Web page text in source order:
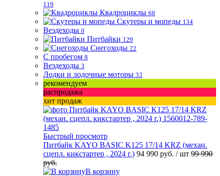
119
Квадроциклы 68
Скутеры и мопеды 134
Вездеходы 0
Питбайки 129
Снегоходы 22
С пробегом 8
Вездеходы 3
Лодки и лодочные моторы 33
рекомендуем
распродажа
хит продаж
Быстрый просмотр
Питбайк KAYO BASIC K125 17/14 KRZ (механ.
сцепл. кикстартер , 2024 г.) 94 990 руб. / шт 99 990
руб.
В корзину